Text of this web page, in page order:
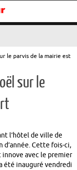
le parvis de la mairie est
sur le
l’hôtel de ville de
Cette fois-ci,
innove avec le premier
été inauguré vendredi